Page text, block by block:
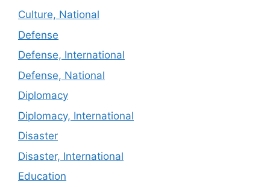
Culture, National
Defense
Defense, International
Defense, National
Diplomacy
Diplomacy, International
Disaster
Disaster, International
Education